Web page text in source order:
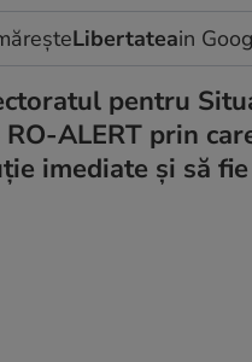
Libertateain
pentru
ALERT prin
imediate și să